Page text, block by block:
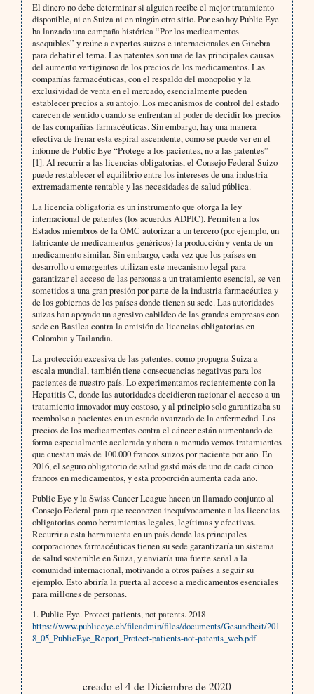
El dinero no debe determinar si alguien recibe el mejor tratamiento
disponible, ni en Suiza ni en ningún otro sitio. Por eso hoy Public Eye
ha lanzado una campaña histórica “Por los medicamentos
asequibles” y reúne a expertos suizos e internacionales en Ginebra
para debatir el tema. Las patentes son una de las principales causas
del aumento vertiginoso de los precios de los medicamentos. Las
compañías farmacéuticas, con el respaldo del monopolio y la
exclusividad de venta en el mercado, esencialmente pueden
establecer precios a su antojo. Los mecanismos de control del estado
carecen de sentido cuando se enfrentan al poder de decidir los precios
de las compañías farmacéuticas. Sin embargo, hay una manera
efectiva de frenar esta espiral ascendente, como se puede ver en el
informe de Public Eye “Protege a los pacientes, no a las patentes”
[1]. Al recurrir a las licencias obligatorias, el Consejo Federal Suizo
puede restablecer el equilibrio entre los intereses de una industria
extremadamente rentable y las necesidades de salud pública.
La licencia obligatoria es un instrumento que otorga la ley
internacional de patentes (los acuerdos ADPIC). Permiten a los
Estados miembros de la OMC autorizar a un tercero (por ejemplo, un
fabricante de medicamentos genéricos) la producción y venta de un
medicamento similar. Sin embargo, cada vez que los países en
desarrollo o emergentes utilizan este mecanismo legal para
garantizar el acceso de las personas a un tratamiento esencial, se ven
sometidos a una gran presión por parte de la industria farmacéutica y
de los gobiernos de los países donde tienen su sede. Las autoridades
suizas han apoyado un agresivo cabildeo de las grandes empresas con
sede en Basilea contra la emisión de licencias obligatorias en
Colombia y Tailandia.
La protección excesiva de las patentes, como propugna Suiza a
escala mundial, también tiene consecuencias negativas para los
pacientes de nuestro país. Lo experimentamos recientemente con la
Hepatitis C, donde las autoridades decidieron racionar el acceso a un
tratamiento innovador muy costoso, y al principio solo garantizaba su
reembolso a pacientes en un estado avanzado de la enfermedad. Los
precios de los medicamentos contra el cáncer están aumentando de
forma especialmente acelerada y ahora a menudo vemos tratamientos
que cuestan más de 100.000 francos suizos por paciente por año. En
2016, el seguro obligatorio de salud gastó más de uno de cada cinco
francos en medicamentos, y esta proporción aumenta cada año.
Public Eye y la Swiss Cancer League hacen un llamado conjunto al
Consejo Federal para que reconozca inequívocamente a las licencias
obligatorias como herramientas legales, legítimas y efectivas.
Recurrir a esta herramienta en un país donde las principales
corporaciones farmacéuticas tienen su sede garantizaría un sistema
de salud sostenible en Suiza, y enviaría una fuerte señal a la
comunidad internacional, motivando a otros países a seguir su
ejemplo. Esto abriría la puerta al acceso a medicamentos esenciales
para millones de personas.
1. Public Eye. Protect patients, not patents. 2018
https://www.publiceye.ch/fileadmin/files/documents/Gesundheit/201
8_05_PublicEye_Report_Protect-patients-not-patents_web.pdf
creado el 4 de Diciembre de 2020